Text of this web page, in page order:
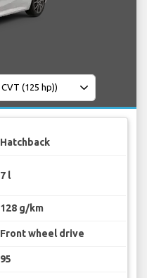
Hatchback
7 l
128 g/km
Front wheel drive
95